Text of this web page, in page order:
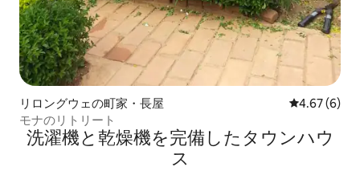
リロングウェの町家・長屋 レビュー6
4.67 (6)
モナのリトリート
洗濯機と乾燥機を完備したタウンハウ
ス